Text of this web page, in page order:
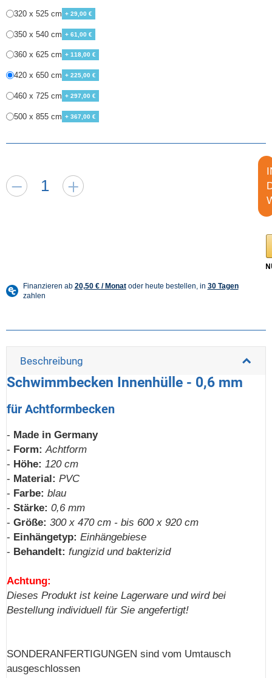
320 x 525 cm + 29,00 €
350 x 540 cm + 61,00 €
360 x 625 cm + 118,00 €
420 x 650 cm + 225,00 €
460 x 725 cm + 297,00 €
500 x 855 cm + 367,00 €
Beschreibung
Schwimmbecken Innenhülle - 0,6 mm
für Achtformbecken
- Made in Germany
- Form: Achtform
- Höhe: 120 cm
- Material: PVC
- Farbe: blau
- Stärke: 0,6 mm
- Größe: 300 x 470 cm - bis 600 x 920 cm
- Einhängetyp: Einhängebiese
- Behandelt: fungizid und bakterizid
Achtung:
Dieses Produkt ist keine Lagerware und wird bei
Bestellung individuell für Sie angefertigt!
SONDERANFERTIGUNGEN sind vom Umtausch
ausgeschlossen